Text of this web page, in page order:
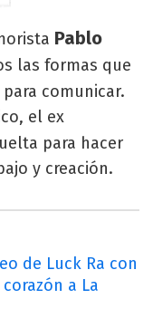
Pablo
las formas que
para comunicar.
el ex
para hacer
y creación.
de Luck Ra con
a La